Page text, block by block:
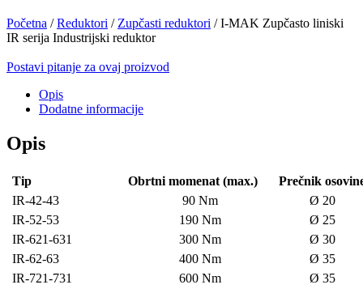
Početna /Reduktori / Zupčasti reduktori / I-MAK Zupčasto liniski
IR serija Industrijski reduktor
Postavi pitanje za ovaj proizvod
Opis
Dodatne informacije
Opis
Tip Obrtni momenat (max.)
Prečnik
IR-42-43
90 Nm
Ø 20
IR-52-53
190 Nm
Ø 25
IR-621-631
300 Nm
Ø 30
IR-62-63
400 Nm
Ø 35
IR-721-731
600 Nm
Ø 35